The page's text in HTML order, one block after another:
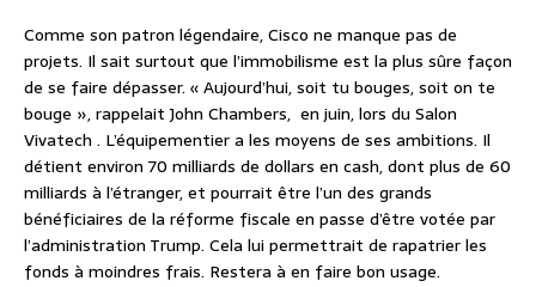
Comme son patron légendaire, Cisco ne manque pas de
projets. Il sait surtout que l’immobilisme est la plus sûre façon
de se faire dépasser. « Aujourd’hui, soit tu bouges, soit on te
bouge », rappelait John Chambers, en juin, lors du Salon
Vivatech . L’équipementier a les moyens de ses ambitions. Il
détient environ 70 milliards de dollars en cash, dont plus de 60
milliards à l’étranger, et pourrait être l’un des grands
bénéficiaires de la réforme fiscale en passe d’être votée par
l’administration Trump. Cela lui permettrait de rapatrier les
fonds à moindres frais. Restera à en faire bon usage.